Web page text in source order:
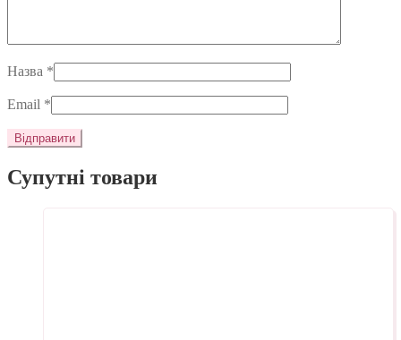
Назва *
Email *
Супутні товари